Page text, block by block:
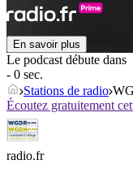
En savoir plus
Le podcast débute dans
- 0 sec.
Stations de radio
Écoutez gratuitement
radio.fr